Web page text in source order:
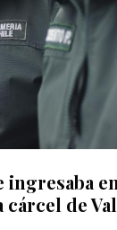
ingresaba
de